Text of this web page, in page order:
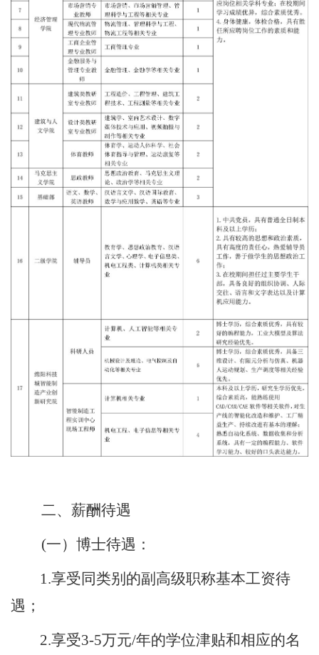
二、 薪酬待遇
(一）博士待遇：
1.享受同类别的副高级职称基本工资待
遇；
2.享受3-5万元/年的学位津贴和相应的名